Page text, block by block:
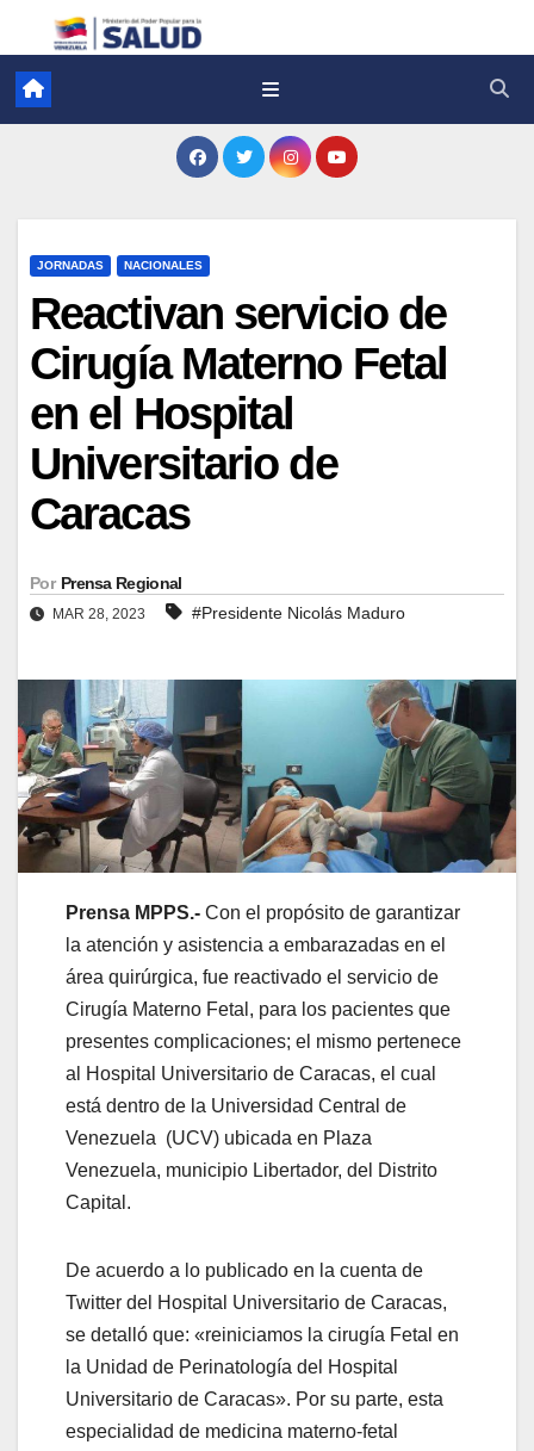
JORNADAS NACIONALES
Reactivan servicio de
Cirugía Materno Fetal
en el Hospital
Universitario de
Caracas
Por Prensa Regional
MAR 28, 2023 #Presidente Nicolás Maduro
Prensa MPPS.- Con el propósito de garantizar
la atención y asistencia a embarazadas en el
área quirúrgica, fue reactivado el servicio de
Cirugía Materno Fetal, para los pacientes que
presentes complicaciones; el mismo pertenece
al Hospital Universitario de Caracas, el cual
está dentro de la Universidad Central de
Venezuela (UCV) ubicada en Plaza
Venezuela, municipio Libertador, del Distrito
Capital.
De acuerdo a lo publicado en la cuenta de
Twitter del Hospital Universitario de Caracas,
se detalló que: «reiniciamos la cirugía Fetal en
la Unidad de Perinatología del Hospital
Universitario de Caracas». Por su parte, esta
especialidad de medicina materno-fetal ​